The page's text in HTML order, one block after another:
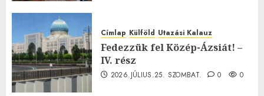
Címlap Külföld Utazási Kalauz
Fedezzük fel Közép-Ázsiát! –
IV. rész
2026.JÚLIUS.25. SZOMBAT. 0 0